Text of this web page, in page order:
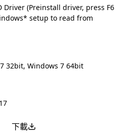
Driver (Preinstall driver, press F6
setup to read from
32bit, Windows 7 64bit
下載